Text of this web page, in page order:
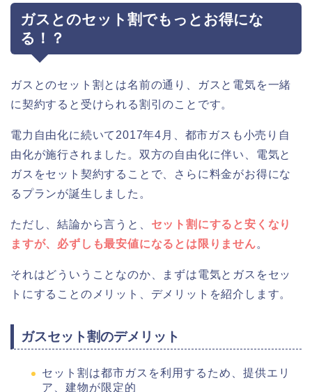
ガスとのセット割でもっとお得にな
る！？
ガスとのセット割とは名前の通り、ガスと電気を一緒
に契約すると受けられる割引のことです。
電力自由化に続いて2017年4月、都市ガスも小売り自
由化が施行されました。双方の自由化に伴い、電気と
ガスをセット契約することで、さらに料金がお得にな
るプランが誕生しました。
ただし、結論から言うと、 セット割にすると安くなり
ますが、必ずしも最安値になるとは限りません。
それはどういうことなのか、まずは電気とガスをセッ
トにすることのメリット、デメリットを紹介します。
ガスセット割のデメリット
セット割は都市ガスを利用するため、提供エリ
ア、建物が限定的